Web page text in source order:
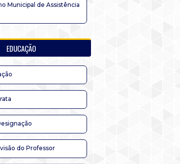
Municipal de Assistência
EDUCAÇÃO
do Professor